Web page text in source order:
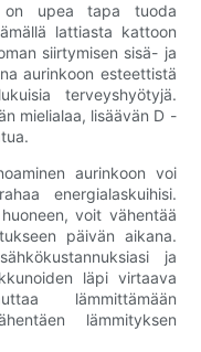
on upea tapa tuoda
lattiasta kattoon
siirtymisen sisä- ja
aurinkoon esteettistä
terveyshyötyjä.
mielialaa, lisäävän D -
aurinkoon voi
energialaskuihisi.
voit vähentää
päivän aikana.
ja
läpi virtaava
lämmittämään
lämmityksen